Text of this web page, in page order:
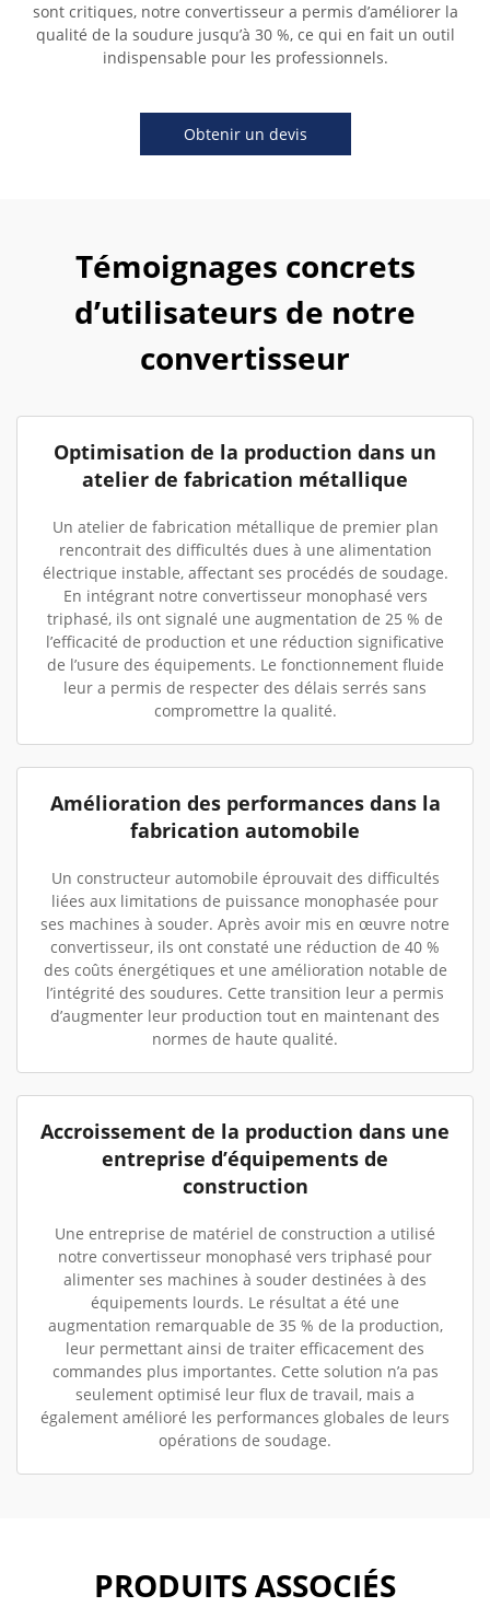
sont critiques, notre convertisseur a permis d’améliorer la
qualité de la soudure jusqu’à 30 %, ce qui en fait un outil
indispensable pour les professionnels.
Obtenir un devis
Témoignages concrets
d’utilisateurs de notre
convertisseur
Optimisation de la production dans un
atelier de fabrication métallique
Un atelier de fabrication métallique de premier plan
rencontrait des difficultés dues à une alimentation
électrique instable, affectant ses procédés de soudage.
En intégrant notre convertisseur monophasé vers
triphasé, ils ont signalé une augmentation de 25 % de
l’efficacité de production et une réduction significative
de l’usure des équipements. Le fonctionnement fluide
leur a permis de respecter des délais serrés sans
compromettre la qualité.
Amélioration des performances dans la
fabrication automobile
Un constructeur automobile éprouvait des difficultés
liées aux limitations de puissance monophasée pour
ses machines à souder. Après avoir mis en œuvre notre
convertisseur, ils ont constaté une réduction de 40 %
des coûts énergétiques et une amélioration notable de
l’intégrité des soudures. Cette transition leur a permis
d’augmenter leur production tout en maintenant des
normes de haute qualité.
Accroissement de la production dans une
entreprise d’équipements de
construction
Une entreprise de matériel de construction a utilisé
notre convertisseur monophasé vers triphasé pour
alimenter ses machines à souder destinées à des
équipements lourds. Le résultat a été une
augmentation remarquable de 35 % de la production,
leur permettant ainsi de traiter efficacement des
commandes plus importantes. Cette solution n’a pas
seulement optimisé leur flux de travail, mais a
également amélioré les performances globales de leurs
opérations de soudage.
PRODUITS ASSOCIÉS